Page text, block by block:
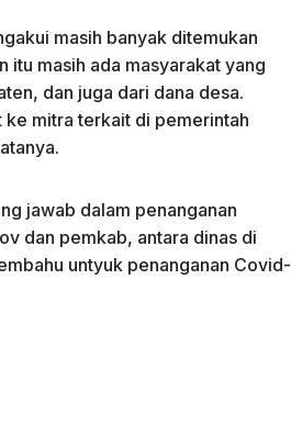
masih banyak ditemukan
itu masih ada masyarakat yang
dan juga dari dana desa.
ke mitra terkait di pemerintah
jawab dalam penanganan
dan pemkab, antara dinas di
untyuk penanganan Covid-